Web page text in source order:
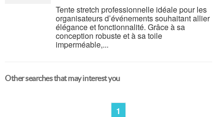
Tente stretch professionnelle idéale pour les
organisateurs d’événements souhaitant allier
élégance et fonctionnalité. Grâce à sa
conception robuste et à sa toile
imperméable,...
Other searches that may interest you
1